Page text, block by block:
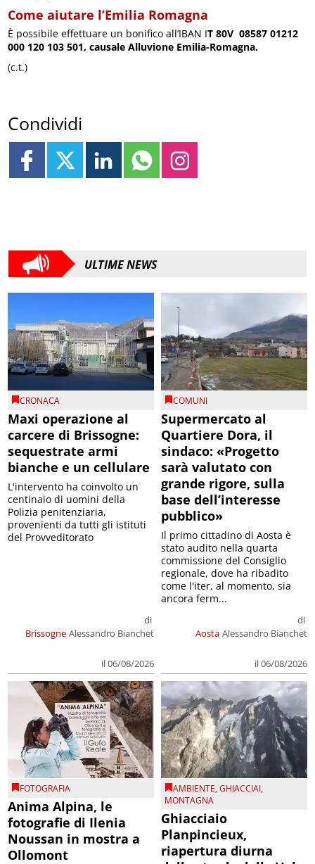
Come aiutare l’Emilia Romagna
È possibile effettuare un bonifico all’IBAN IT 80V 08587 01212
000 120 103 501,causale Alluvione Emilia-Romagna.
(c.t.)
Condividi
ULTIME NEWS
CRONACA
Maxi operazione al
carcere di Brissogne:
sequestrate armi
bianche e un cellulare
Brissogne
di
Alessandro Bianchet
il 06/08/2026
L'intervento ha coinvolto un
centinaio di uomini della
Polizia penitenziaria,
provenienti da tutti gli istituti
del Provveditorato
COMUNI
Supermercato al
Quartiere Dora, il
sindaco: «Progetto
sarà valutato con
grande rigore, sulla
base dell’interesse
pubblico»
Aosta
di
Alessandro Bianchet
il 06/08/2026
Il primo cittadino di Aosta è
stato audito nella quarta
commissione del Consiglio
regionale, dove ha ribadito
come l'iter, al momento, sia
ancora ferm...
FOTOGRAFIA
Anima Alpina, le
fotografie di Ilenia
Noussan in mostra a
Ollomont
AMBIENTE,GHIACCIAI,
MONTAGNA
Ghiacciaio
Planpincieux,
riapertura diurna